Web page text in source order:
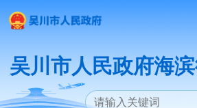
吴川市人民政府海